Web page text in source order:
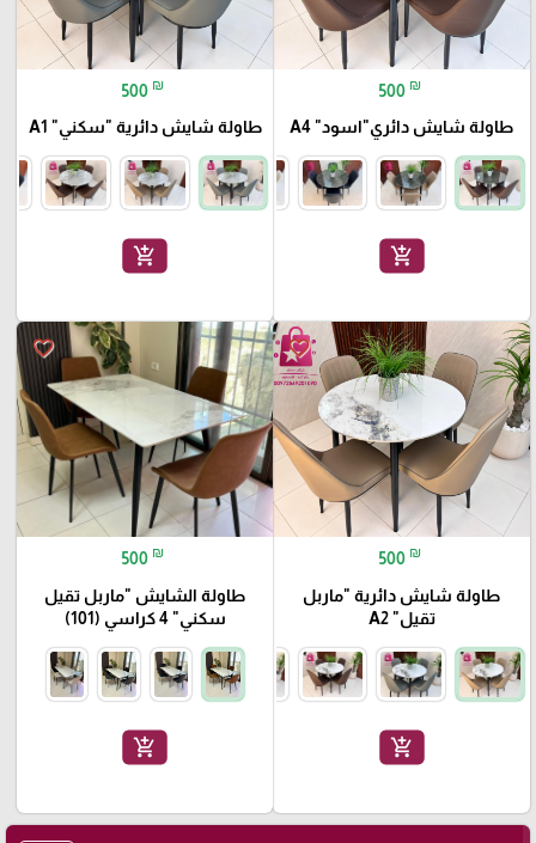
500 ₪
طاولة شايش دائري"اسود" A4
add_shopping_cart
500 ₪
طاولة شايش دائرية "سكني" A1
add_shopping_cart
favorite_border
500 ₪
طاولة شايش دائرية "ماربل
تقيل" A2
add_shopping_cart
favorite_border
500 ₪
طاولة الشايش "ماربل تقيل
سكني" 4 كراسي (101)
add_shopping_cart